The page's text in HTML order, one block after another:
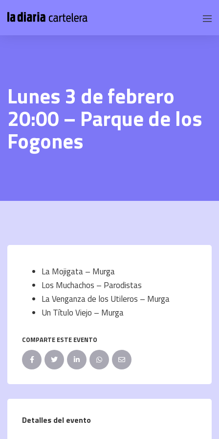
Lunes 3 de febrero
20:00 – Parque de los
Fogones
La Mojigata – Murga
Los Muchachos – Parodistas
La Venganza de los Utileros – Murga
Un Título Viejo – Murga
COMPARTE ESTE EVENTO
Detalles del evento